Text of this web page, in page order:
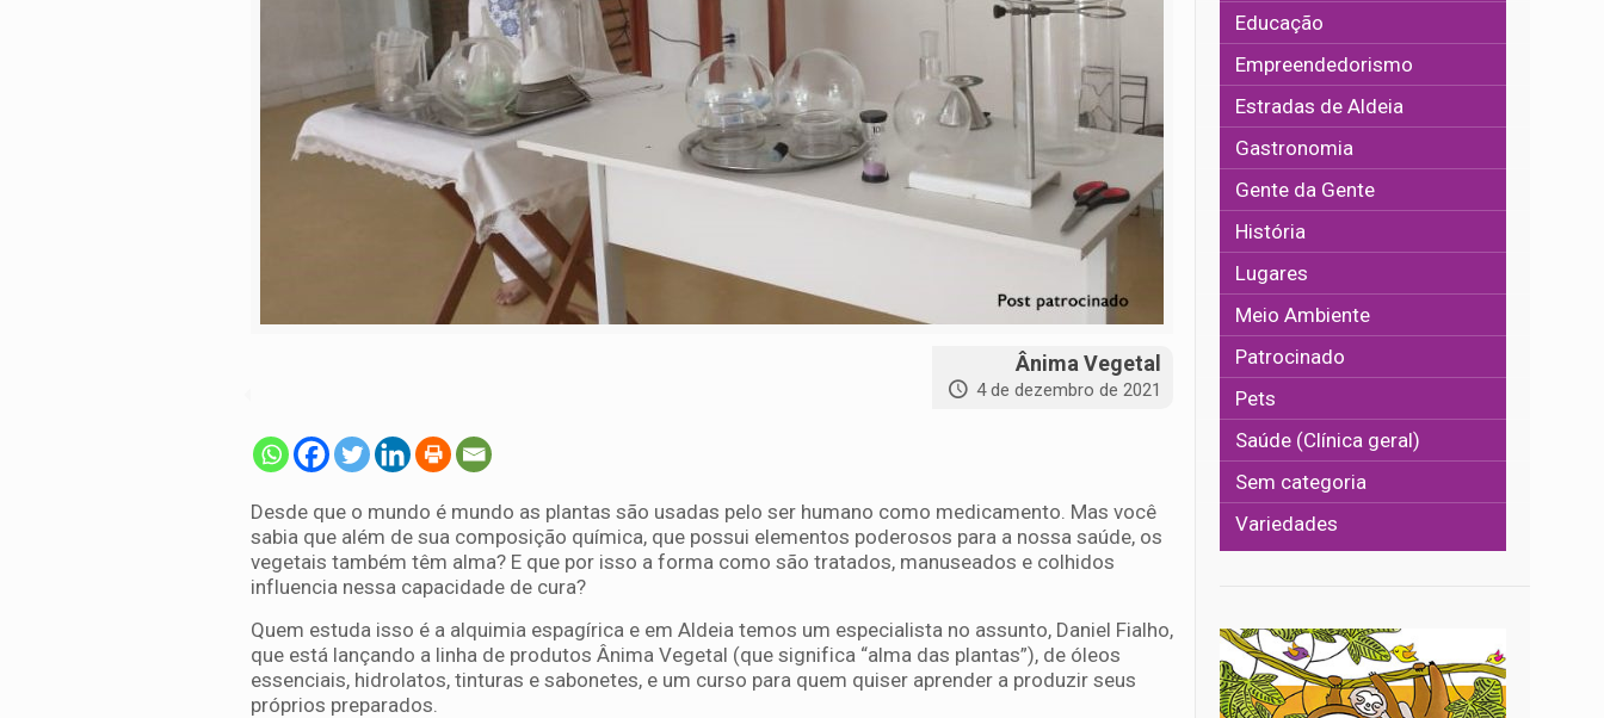
Ânima Vegetal
4 de dezembro de 2021
Desde que o mundo é mundo as plantas são usadas pelo ser humano como medicamento. Mas você
sabia que além de sua composição química, que possui elementos poderosos para a nossa saúde, os
vegetais também têm alma? E que por isso a forma como são tratados, manuseados e colhidos
influencia nessa capacidade de cura?
Quem estuda isso é a alquimia espagírica e em Aldeia temos um especialista no assunto, Daniel Fialho,
que está lançando a linha de produtos Ânima Vegetal (que significa “alma das plantas”), de óleos
essenciais, hidrolatos, tinturas e sabonetes, e um curso para quem quiser aprender a produzir seus
próprios preparados.
Educação
Empreendedorismo
Estradas de Aldeia
Gastronomia
Gente da Gente
História
Lugares
Meio Ambiente
Patrocinado
Pets
Saúde (Clínica geral)
Sem categoria
Variedades